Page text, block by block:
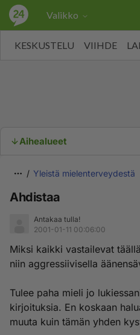
Valikko
KESKUSTELU VIIHDE
Aihealueet
Yleistä mielenterveydestä
Ahdistaa
Antakaa tulla!
2001-01-11 00:06:00
Miksi kaikki vastailevat
niin aggressiivisella
Tulee paha mieli jo
kirjoituksia. En koskaan
muuta kuin tämän yhden